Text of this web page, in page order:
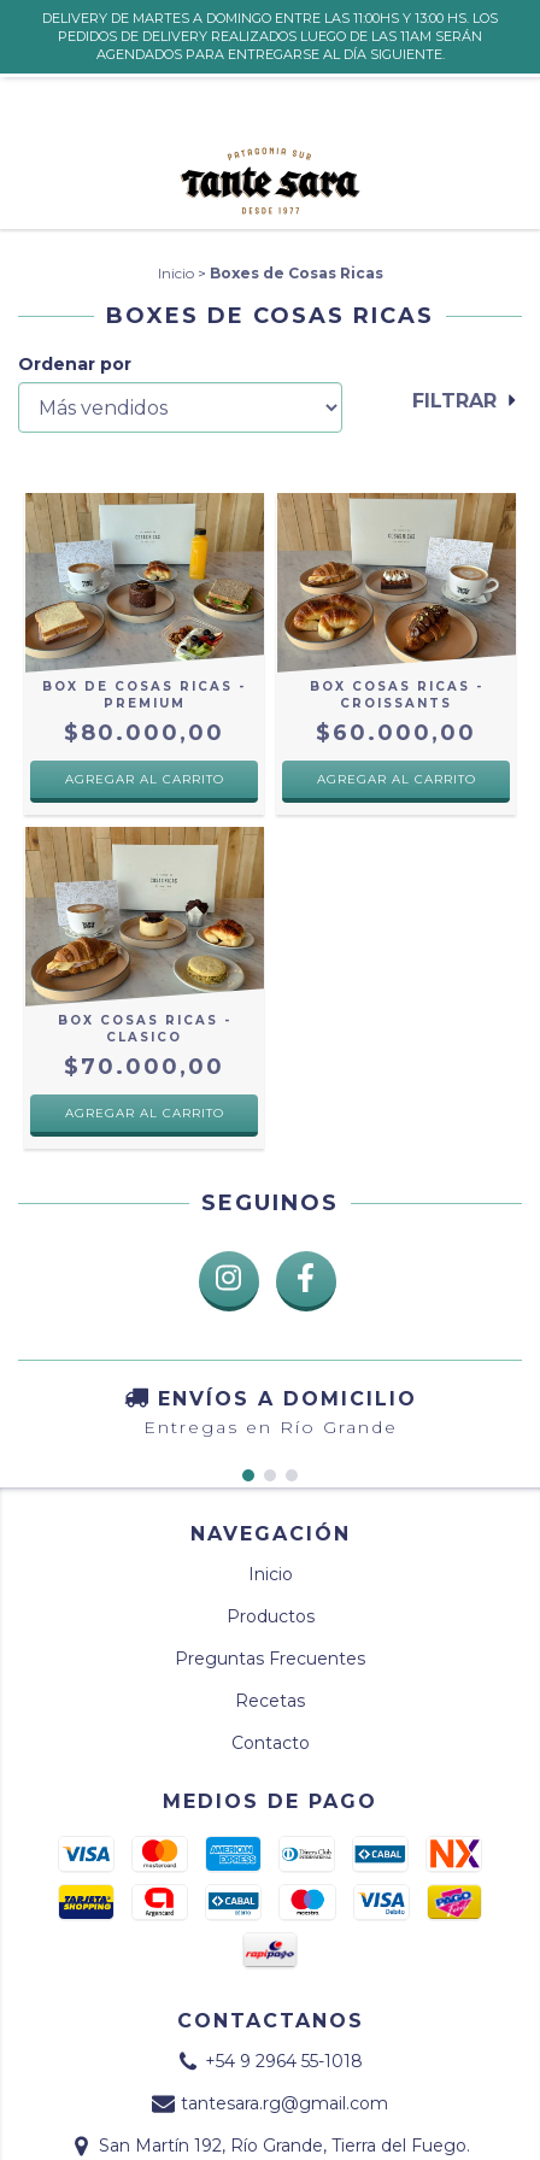
DELIVERY DE MARTES A DOMINGO ENTRE LAS 11:00HS Y 13:00 HS. LOS
PEDIDOS DE DELIVERY REALIZADOS LUEGO DE LAS 11AM SERÁN
AGENDADOS PARA ENTREGARSE AL DÍA SIGUIENTE.
INICIO PRODUCTOS CARRITO
0
Inicio > Boxes de Cosas Ricas
BOXES DE COSAS RICAS
Ordenar por
FILTRAR
BOX DE COSAS RICAS -
PREMIUM
$80.000,00
BOX COSAS RICAS -
CROISSANTS
$60.000,00
BOX COSAS RICAS -
CLASICO
$70.000,00
SEGUINOS
ENVÍOS A DOMICILIO
Entregas en Río Grande
NAVEGACIÓN
Inicio
Productos
Preguntas Frecuentes
Recetas
Contacto
MEDIOS DE PAGO
CONTACTANOS
+54 9 2964 55-1018
tantesara.rg@gmail.com
San Martín 192, Río Grande, Tierra del Fuego.